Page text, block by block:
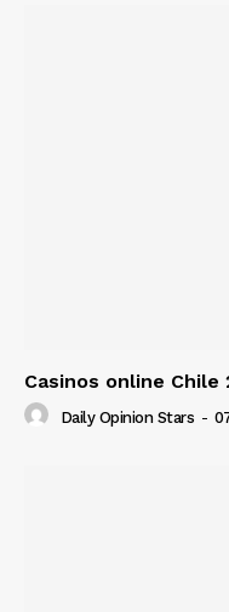
Casinos online Chile
Daily Opinion Stars -